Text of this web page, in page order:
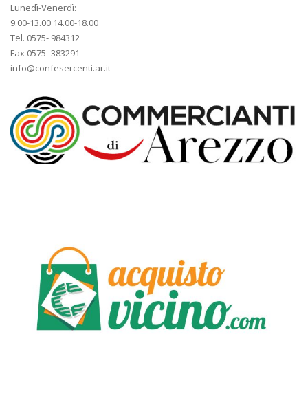
Lunedì-Venerdì:
9.00-13.00 14.00-18.00
Tel. 0575- 984312
Fax 0575- 383291
info@confesercenti.ar.it